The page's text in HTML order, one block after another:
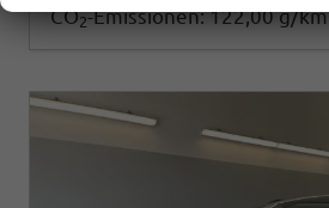
CO2-Emissionen:122,00 g/km